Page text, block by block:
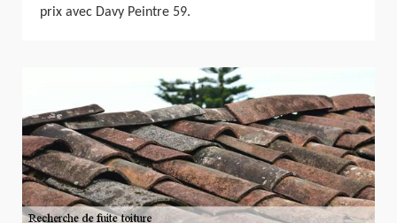
prix avec Davy Peintre 59.